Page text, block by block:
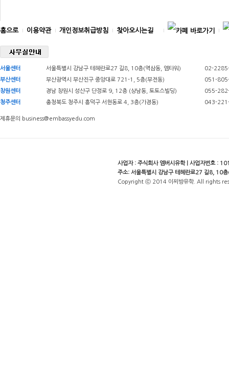
홈으로 이용약관 개인정보취급방침 찾아오시는길
서울센터 서울특별시 강남구 테헤란로27 길8, 10층(역삼동, 엠타워)
02-
부산센터
부산광역시 부산진구 중앙대로 721-1, 5층(부전동)
051-
창원센터
경남 창원시 성산구 단정로 9, 12층 (상남동, 토토스빌딩)
055-
청주센터
충청북도 청주시 흥덕구 서현동로 4, 3층(가경동) 043-
제휴문의 business@embassyedu.com
사업자 : 주식회사 엠버시유학 | 사업자번호 :
주소: 서울특별시 강남구 테헤란로27 길8, 10층
Copyright ⓒ 2014 이찌방유학. All rights